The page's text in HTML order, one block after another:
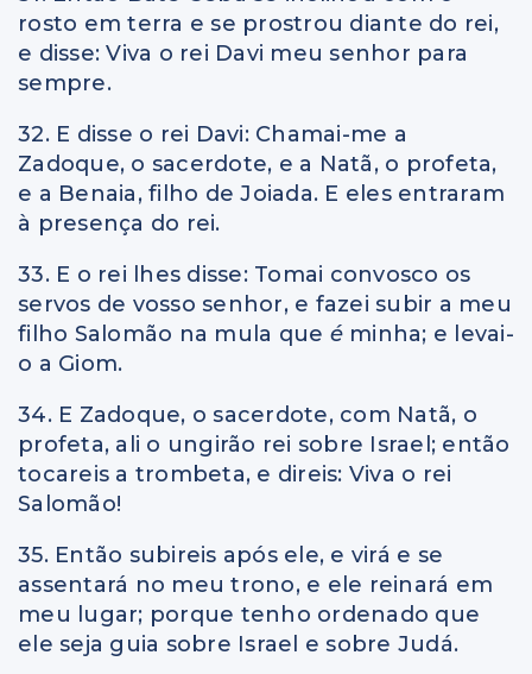
rosto em terra e se prostrou diante do rei,
e disse: Viva o rei Davi meu senhor para
sempre.
32. E disse o rei Davi: Chamai-me a
Zadoque, o sacerdote, e a Natã, o profeta,
e a Benaia, filho de Joiada. E eles entraram
à presença do rei.
33. E o rei lhes disse: Tomai convosco os
servos de vosso senhor, e fazei subir a meu
filho Salomão na mula que é minha; e levai-
o a Giom.
34. E Zadoque, o sacerdote, com Natã, o
profeta, ali o ungirão rei sobre Israel; então
tocareis a trombeta, e direis: Viva o rei
Salomão!
35. Então subireis após ele, e virá e se
assentará no meu trono, e ele reinará em
meu lugar; porque tenho ordenado que
ele seja guia sobre Israel e sobre Judá.